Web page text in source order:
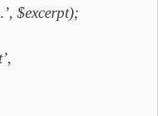
$excerpt);